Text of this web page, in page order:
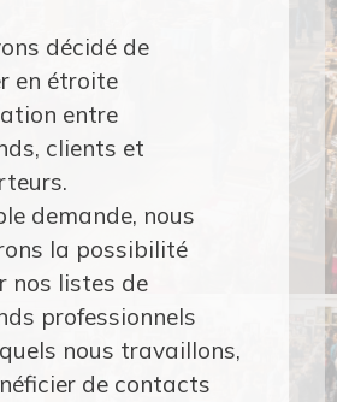
décidé de
en étroite
entre
clients et
demande, nous
la possibilité
nos listes de
professionnels
nous travaillons,
de contacts